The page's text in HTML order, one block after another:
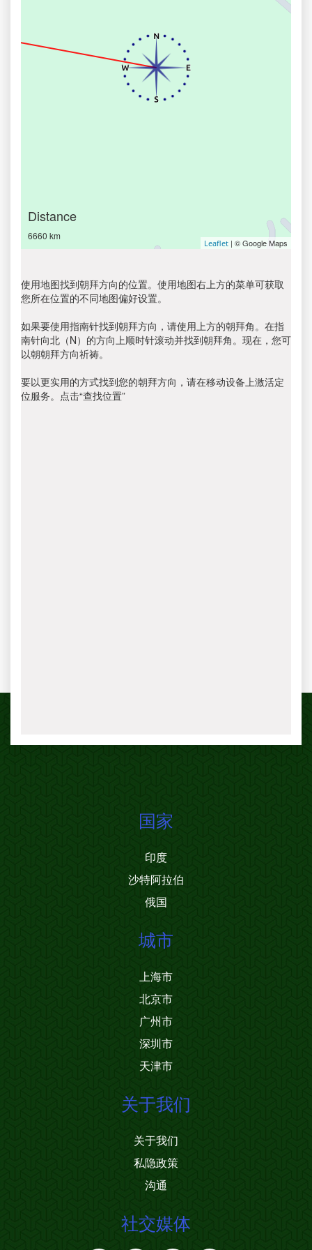
Distance
6660 km
Leaflet | © Google Maps
使用地图找到朝拜方向的位置。使用地图右上方的菜单可获取
您所在位置的不同地图偏好设置。
如果要使用指南针找到朝拜方向，请使用上方的朝拜角。在指
南针向北（N）的方向上顺时针滚动并找到朝拜角。现在，您可
以朝朝拜方向祈祷。
要以更实用的方式找到您的朝拜方向，请在移动设备上激活定
位服务。点击“查找位置”
国家
印度
沙特阿拉伯
俄国
城市
上海市
北京市
广州市
深圳市
天津市
关于我们
关于我们
私隐政策
沟通
社交媒体